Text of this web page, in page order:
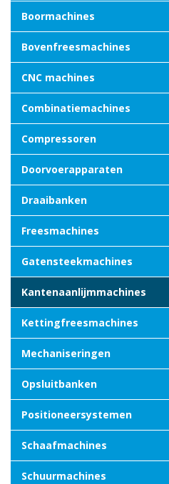
Boormachines
Bovenfreesmachines
CNC machines
Combinatiemachines
Compressoren
Doorvoerapparaten
Draaibanken
Freesmachines
Gatensteekmachines
Kantenaanlijmmachines
Kettingfreesmachines
Mechaniseringen
Opsluitbanken
Positioneersystemen
Schaafmachines
Schuurmachines